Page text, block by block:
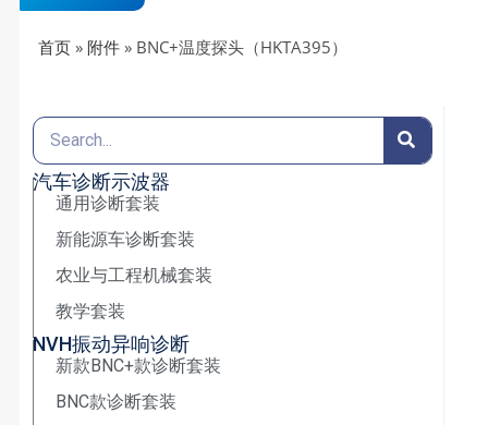
首页 » 附件 » BNC+温度探头（HKTA395）
汽车诊断示波器
通用诊断套装
新能源车诊断套装
农业与工程机械套装
教学套装
NVH振动异响诊断
新款BNC+款诊断套装
BNC款诊断套装